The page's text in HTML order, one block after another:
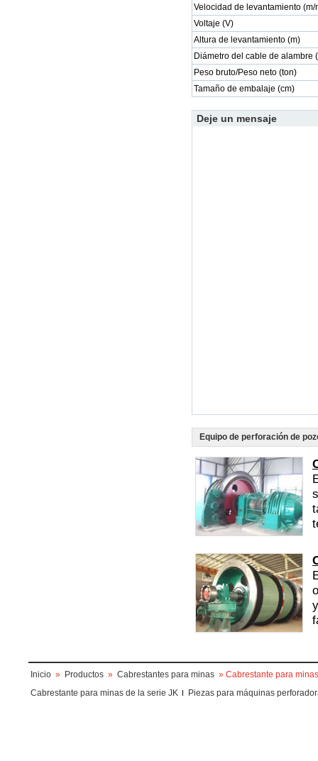
Velocidad de levantamiento (m/
Voltaje (V)
Altura de levantamiento (m)
Diámetro del cable de alambre
Peso bruto/Peso neto (ton)
Tamaño de embalaje (cm)
Deje un mensaje
Equipo de perforación de
Inicio » Productos » Cabrestantes para minas » Cabrestante para
Cabrestante para minas de la serie JK
Piezas para máquinas